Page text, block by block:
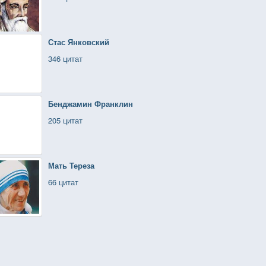
Стас Янковский
346 цитат
Бенджамин Франклин
205 цитат
Мать Тереза
66 цитат